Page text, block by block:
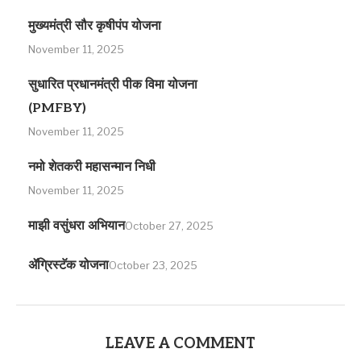
मुख्यमंत्री सौर कृषीपंप योजना
November 11, 2025
सुधारित प्रधानमंत्री पीक विमा योजना
(PMFBY)
November 11, 2025
नमो शेतकरी महासन्मान निधी
November 11, 2025
माझी वसुंधरा अभियानOctober 27, 2025
ॲग्रिस्टॅक योजनाOctober 23, 2025
LEAVE A COMMENT